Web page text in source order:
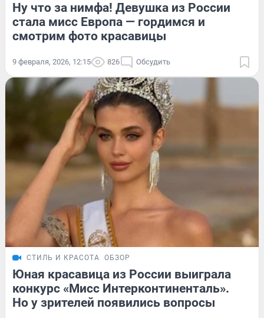
Ну что за нимфа! Девушка из России
стала мисс Европа — гордимся и
смотрим фото красавицы
9 февраля, 2026, 12:15 826 Обсудить
СТИЛЬ И КРАСОТА ОБЗОР
Юная красавица из России выиграла
конкурс «Мисс Интерконтиненталь».
Но у зрителей появились вопросы